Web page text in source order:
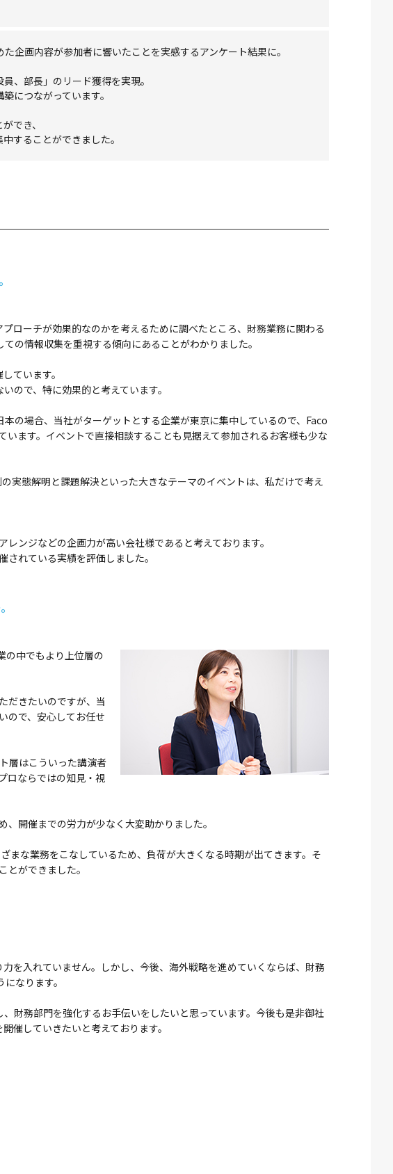
企画内容が参加者に響いたことを実感するアンケート結果に。
、部長」のリード獲得を実現。
につながっています。
でき、
することができました。
ローチが効果的なのかを考えるために調べたところ、財務業務に関わる
の情報収集を重視する傾向にあることがわかりました。
ています。
ので、特に効果的と考えています。
の場合、当社がターゲットとする企業が東京に集中しているので、Faco
ます。イベントで直接相談することも見据えて参加されるお客様も少な
実態解明と課題解決といった大きなテーマのイベントは、私だけで考え
ンジなどの企画力が高い会社様であると考えております。
れている実績を評価しました。
の中でもより上位層の
だきたいのですが、当
ので、安心してお任せ
層はこういった講演者
ロならではの知見・視
開催までの労力が少なく大変助かりました。
な業務をこなしているため、負荷が大きくなる時期が出てきます。そ
ができました。
を入れていません。しかし、今後、海外戦略を進めていくならば、財務
なります。
財務部門を強化するお手伝いをしたいと思っています。今後も是非御社
催していきたいと考えております。